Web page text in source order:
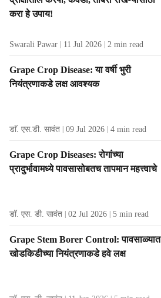
करा हे उपाय!
Swarali Pawar 11 Jul 2026 2 min read
Grape Crop Disease: या वर्षी भुरी
नियंत्रणाकडे लक्ष आवश्यक
डाॅ. एस.डी. सावंत 09 Jul 2026 4 min read
Grape Crop Diseases: रोगांच्या
प्रादुर्भावामध्ये पावसासोबतच तापमान महत्त्वाचे
डॉ. एस. डी. सावंत 02 Jul 2026 5 min read
Grape Stem Borer Control: पावसाळ्यात
खोडकिडीच्या नियंत्रणाकडे हवे लक्ष